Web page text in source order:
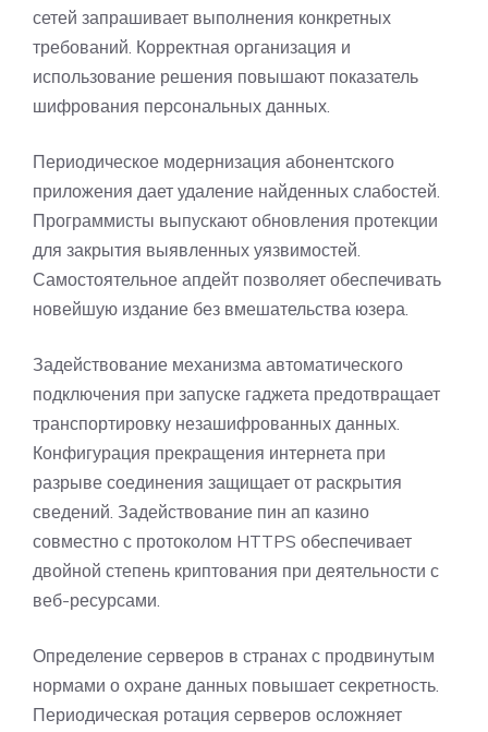
сетей запрашивает выполнения конкретных
требований. Корректная организация и
использование решения повышают показатель
шифрования персональных данных.
Периодическое модернизация абонентского
приложения дает удаление найденных слабостей.
Программисты выпускают обновления протекции
для закрытия выявленных уязвимостей.
Самостоятельное апдейт позволяет обеспечивать
новейшую издание без вмешательства юзера.
Задействование механизма автоматического
подключения при запуске гаджета предотвращает
транспортировку незашифрованных данных.
Конфигурация прекращения интернета при
разрыве соединения защищает от раскрытия
сведений. Задействование пин ап казино
совместно с протоколом HTTPS обеспечивает
двойной степень криптования при деятельности с
веб-ресурсами.
Определение серверов в странах с продвинутым
нормами о охране данных повышает секретность.
Периодическая ротация серверов осложняет